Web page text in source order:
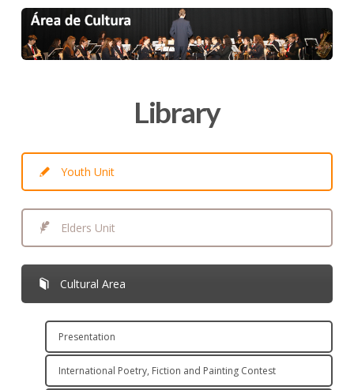
Library
Youth Unit
Elders Unit
Cultural Area
Presentation
International Poetry, Fiction and Painting Contest